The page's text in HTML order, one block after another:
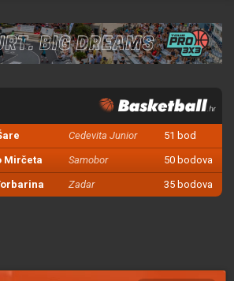
Cedevita Junior 51 bod
Mirčeta Samobor 50 bodova
Zadar 35 bodova